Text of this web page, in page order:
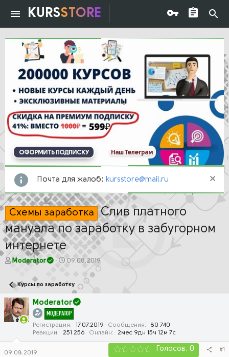
KURSSTORE
ОФОРМИТЬ ПОДПИСКУ Наш Телеграм
Почта для жалоб: kursstore@mail.ru
Схемы заработка Слив платного
мануала по заработку в забугорном
интернете
А
о
р
т
е
Moderator
Д
а
а
ч
а
л
а
09.08.2019
Курсы по заработку
Moderator
МОДЕРАТОР
Регистрация 17.07.2019 Сообщения
80 740
Реакции
251 256 Онлайн 2мес 9дн 15ч 12м 7с
09.08.2019 Голосов: 0 #1